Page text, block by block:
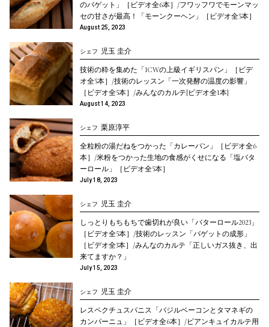
のバゲット」［ビデオ全6本］/フワッフワでモーンマッ
セの甘さが最高！「モーンクーヘン」［ビデオ全5本］
August 25, 2023
シェフ 児玉 圭介
技術の粋を集めた「1CWの上級イギリスパン」［ビデ
オ全5本］/技術のレッスン「一次発酵の温度の影響」
［ビデオ全5本］/みんなのカルテ[ビデオ全1本]
August 14, 2023
シェフ 栗原淳平
全粒粉の湯だねをつかった「カレーパン」［ビデオ全6
本］/米粉をつかった生地の食感がくせになる「塩バタ
ーロール」［ビデオ全5本］
July 18, 2023
シェフ 児玉 圭介
しっとりもちもちで歯切れが良い「バターロール2023」
［ビデオ全5本］/技術のレッスン「バゲットの成形」
［ビデオ全3本］/みんなのカルテ「正しいガス抜き、出
来てますか？」
July 15, 2023
シェフ 児玉 圭介
レスペクチュスパニス「バジルベーコンとタマネギの
カンパーニュ」［ビデオ全6本］/ビアンキュイカルテ用